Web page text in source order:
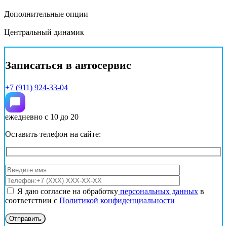
Дополнительные опции
Центральный динамик
Записаться в автосервис
+7 (911) 924-33-04
ежедневно с 10 до 20
Оставить телефон на сайте:
Я даю согласие на обработку персональных данных в
соответствии с Политикой конфиденциальности